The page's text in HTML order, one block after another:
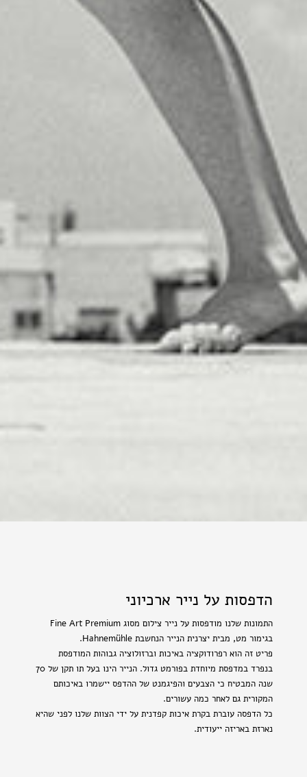
הדפסות על נייר ארכיוני
התמונות שלנו מודפסות על נייר צילום מסוג Fine Art Premium
בגימור מט, מבית יצרנית הנייר הנחשבת Hahnemühle.
פריט זה הוא רפרודוקציה באיכות וברזולוציה גבוהות המודפסת
בנפרד במדפסת מיוחדת בפורמט גדול. הנייר הינו בעל תו תקן של 70
שנה המבטיח כי הצבעים והפיגמנט של ההדפס יישמרו באיכותם
המקורית גם לאחר כמה עשורים.
כל הדפסה עוברת בקרת איכות קפדנית על ידי הצוות שלנו לפני שהיא
נארזת באריזה ייעודית.